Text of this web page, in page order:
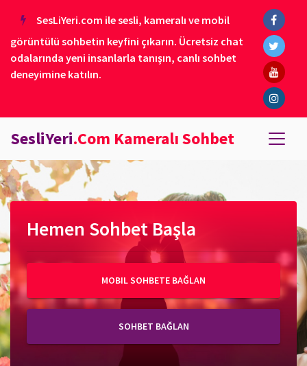
SesLiYeri.com ile sesli, kameralı ve mobil
görüntülü sohbetin keyfini çıkarın. Ücretsiz chat
odalarında yeni insanlarla tanışın, canlı sohbet
deneyimine katılın.
SesliYeri.Com Kameralı Sohbet
Hemen Sohbet Başla
MOBIL SOHBETE BAĞLAN
SOHBET BAĞLAN